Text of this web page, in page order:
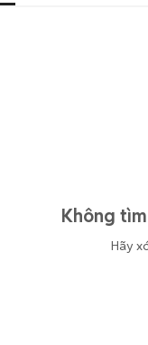
Không
Hãy